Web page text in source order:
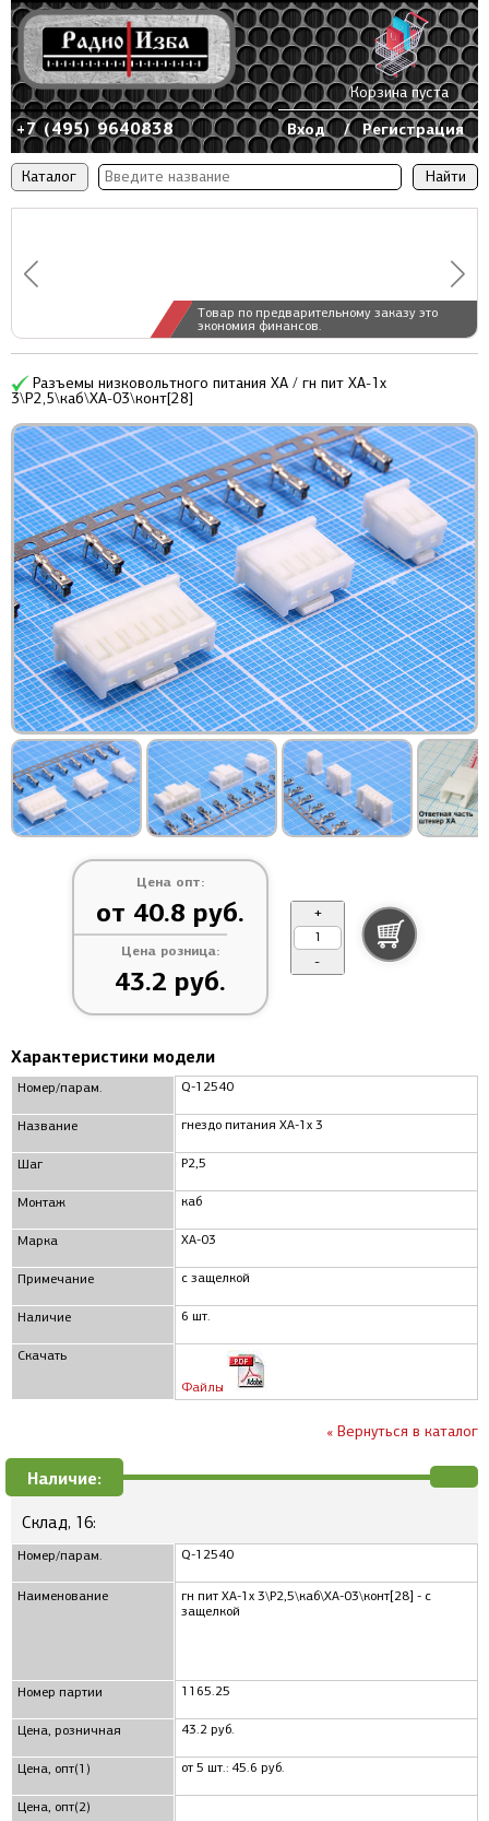
Каталог
Товар по предварительному заказу это
экономия финансов.
+7 (495) 9640838 Вход / Регистрация
Корзина пуста
Разъемы низковольтного питания XA / гн пит XA-1x
3\P2,5\каб\XA-03\конт[28]
Цена опт:
от 40.8 руб.
Цена розница:
43.2 руб.
+
-
Характеристики модели
Номер/парам.
Название
Шаг
Монтаж
Марка
Примечание
Наличие
Скачать
Q-12540
гнездо питания XA-1x 3
P2,5
каб
XA-03
с защелкой
6 шт.
Файлы
« Вернуться в каталог
Наличие:
Склад, 16:
Номер/парам.
Наименование
Номер партии
Цена, розничная
Цена, опт(1)
Цена, опт(2)
Q-12540
гн пит XA-1x 3\P2,5\каб\XA-03\конт[28] - с
защелкой
1165.25
43.2 руб.
от 5 шт.: 45.6 руб.